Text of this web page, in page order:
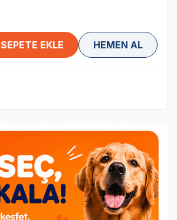
SEPETE EKLE HEMEN AL